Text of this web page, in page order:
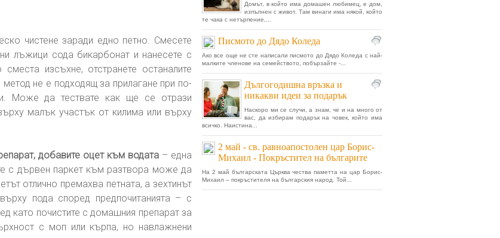
чистене заради едно петно. Смесете
лъжици сода бикарбонат и нанесете с
изсъхне, отстранете останалите
не е подходящ за прилагане при по-
Може да тествате как ще се отрази
малък участък от килима или върху
добавите оцет към водата – една
с дървен паркет към разтвора може да
отлично премахва петната, а зехтинът
пода според предпочитанията – с
като почистите с домашния препарат за
с моп или кърпа, но навлажнени
Домът, в който има домашен любимец, е дом,
изпълнен с живот. Там винаги има някой, който
те чака с нетърпение,...
Писмото до Дядо Коледа
Ако все още не сте написали писмото до Дядо Коледа с най-
малките членове на семейството, побързайте -...
Дългогодишна връзка и
никакви идеи за подарък
Наскоро ми се случи, а знам, че и на много от
вас, да избирам подарък на човек, който има
всичко. Наистина...
2 май - св. равноапостолен цар Борис-
Михаил - Покръстител на българите
На 2 май българската Църква чества паметта на цар Борис-
Михаил – покръстителя на българския народ. Той...